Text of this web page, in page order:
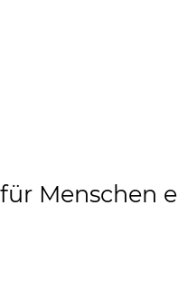
Menschen